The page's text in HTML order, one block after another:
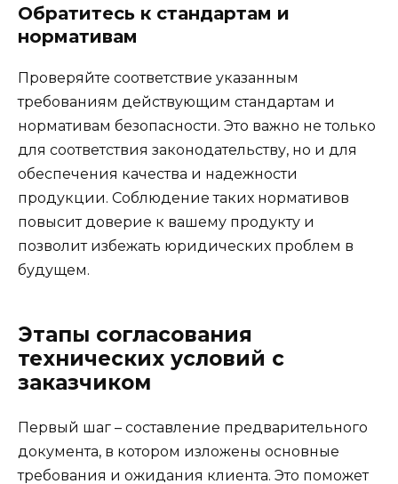
Обратитесь к стандартам и
нормативам
Проверяйте соответствие указанным
требованиям действующим стандартам и
нормативам безопасности. Это важно не только
для соответствия законодательству, но и для
обеспечения качества и надежности
продукции. Соблюдение таких нормативов
повысит доверие к вашему продукту и
позволит избежать юридических проблем в
будущем.
Этапы согласования
технических условий с
заказчиком
Первый шаг – составление предварительного
документа, в котором изложены основные
требования и ожидания клиента. Это поможет